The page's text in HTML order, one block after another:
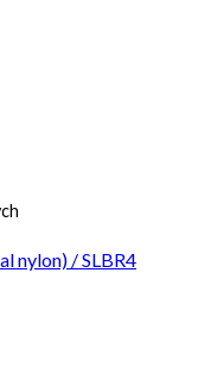
nylon) / SLBR4